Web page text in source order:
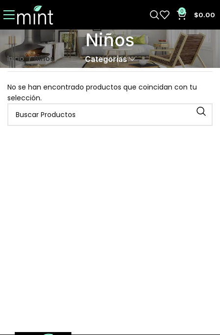
0 $0.00
Niños
Categorias
Inicio Niños
No se han encontrado productos que coincidan con tu
selección.